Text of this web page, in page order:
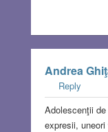
Andrea
Reply
Adolescenţii
expresii,